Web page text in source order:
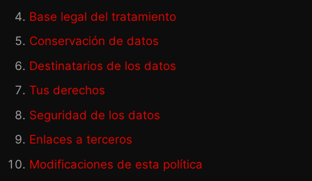
Base legal del tratamiento
Conservación de datos
Destinatarios de los datos
Tus derechos
Seguridad de los datos
Enlaces a terceros
Modificaciones de esta política